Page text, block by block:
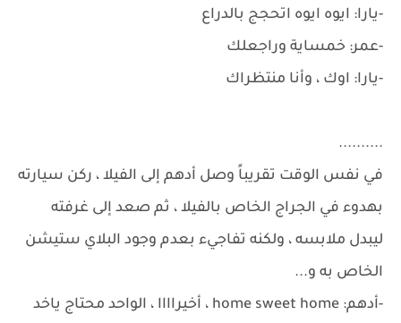
-يارا: ايوه ايوه اتحجج بالدراع
-عمر: خمساية وراجعلك
-يارا: اوك ، وأنا منتظراك
..........
في نفس الوقت تقريباً وصل أدهم إلى الفيلا ، ركن سيارته
بهدوء في الجراج الخاص بالفيلا ، ثم صعد إلى غرفته
ليبدل ملابسه ، ولكنه تفاجيء بعدم وجود البلاي ستيشن
الخاص به و...
-أدهم: home sweet home ، أخيراااا ، الواحد محتاج ياخد